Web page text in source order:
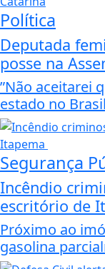
Política
Deputada
posse na
”Não aceitarei
estado no
Segurança
Incêndio
escritório de
Próximo ao
gasolina